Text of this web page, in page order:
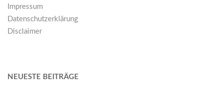
Impressum
Datenschutzerklärung
Disclaimer
NEUESTE BEITRÄGE